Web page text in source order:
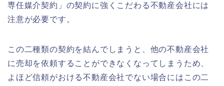
専任媒介契約」の契約に強くこだわる不動産会社には
注意が必要です。
この二種類の契約を結んでしまうと、他の不動産会社
に売却を依頼することができなくなってしまうため、
よほど信頼がおける不動産会社でない場合にはこの二